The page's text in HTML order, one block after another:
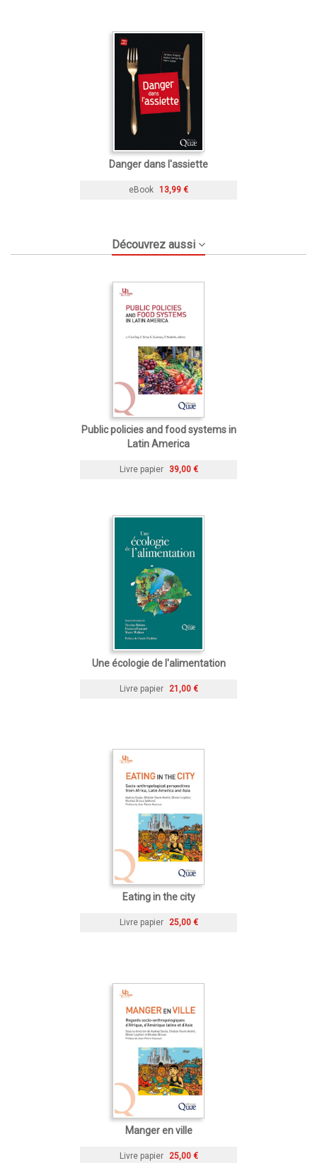
Danger dans l'assiette
eBook 13,99 €
Découvrez aussi
Public policies and food systems in
Latin America
Livre papier 39,00 €
Une écologie de l'alimentation
Livre papier 21,00 €
Eating in the city
Livre papier 25,00 €
Manger en ville
Livre papier 25,00 €